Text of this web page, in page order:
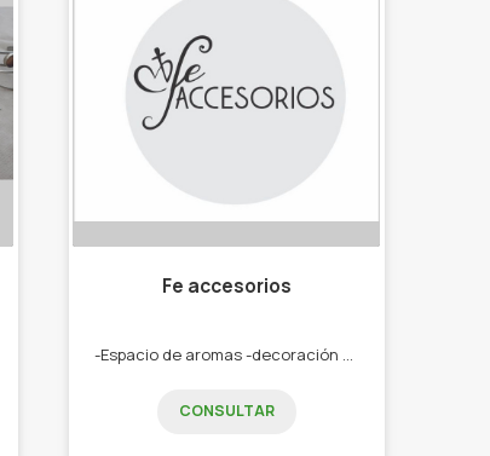
Fe accesorios
-Espacio de aromas -decoración y regalos -cerámica - difusores -perfuminas pequeños regalos
CONSULTAR